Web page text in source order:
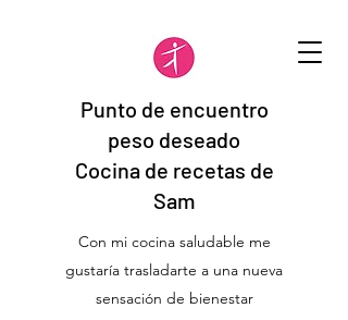
Punto de encuentro
peso deseado
Cocina de recetas de
Sam
Con mi cocina saludable me
gustaría trasladarte a una nueva
sensación de bienestar